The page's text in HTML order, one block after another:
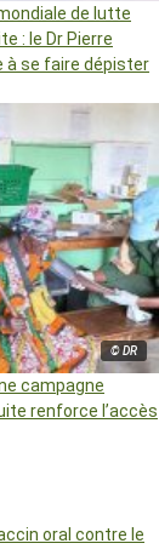
de lutte
: le Dr Pierre
à se faire dépister
© DR
campagne
renforce l’accès
oral contre le